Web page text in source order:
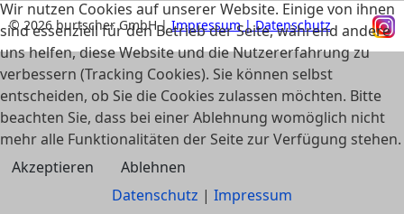
© 2026 burtscher GmbH |Impressum | Datenschutz
Wir nutzen Cookies auf unserer Website. Einige von ihnen
sind essenziell für den Betrieb der Seite, während andere
uns helfen, diese Website und die Nutzererfahrung zu
verbessern (Tracking Cookies). Sie können selbst
entscheiden, ob Sie die Cookies zulassen möchten. Bitte
beachten Sie, dass bei einer Ablehnung womöglich nicht
mehr alle Funktionalitäten der Seite zur Verfügung stehen.
Akzeptieren
Ablehnen
Datenschutz | Impressum